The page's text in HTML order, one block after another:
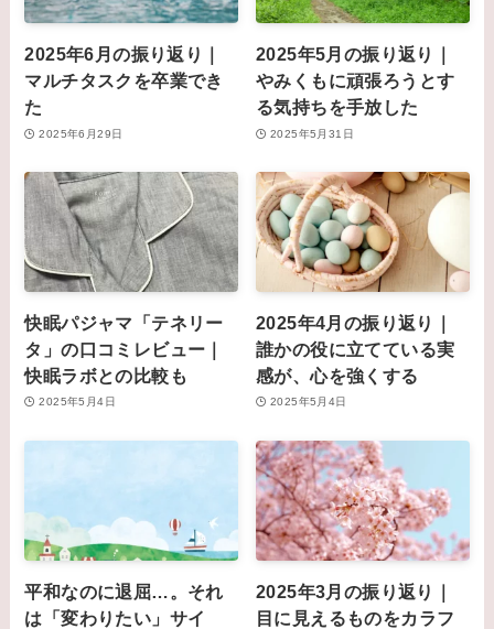
2025年6月の振り返り｜
マルチタスクを卒業でき
た
2025年6月29日
2025年5月の振り返り｜
やみくもに頑張ろうとす
る気持ちを手放した
2025年5月31日
快眠パジャマ「テネリー
タ」の口コミレビュー｜
快眠ラボとの比較も
2025年5月4日
2025年4月の振り返り｜
誰かの役に立てている実
感が、心を強くする
2025年5月4日
平和なのに退屈…。それ
は「変わりたい」サイ
2025年3月の振り返り｜
目に見えるものをカラフ